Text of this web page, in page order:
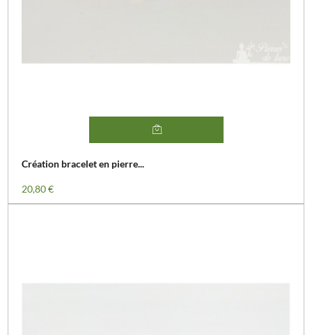
Création bracelet en pierre...
Prix
20,80 €